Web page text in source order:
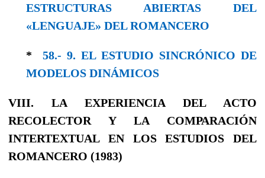
ESTRUCTURAS ABIERTAS DEL
«LENGUAJE» DEL ROMANCERO
* 58.- 9. EL ESTUDIO SINCRÓNICO DE
MODELOS DINÁMICOS
VIII. LA EXPERIENCIA DEL ACTO
RECOLECTOR Y LA COΜΡΑRACΙÓΝ
INTERTEXTUAL EN LOS ESTUDIOS DEL
ROMANCERO (1983)